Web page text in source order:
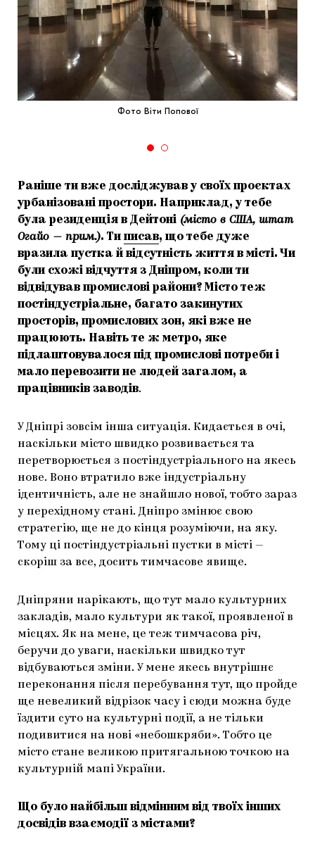
Фото Віти Попової
Раніше ти вже досліджував у своїх проєктах
урбанізовані простори. Наприклад, у тебе
була резиденція в Дейтоні (місто в США, штат
Огайо — прим.). Ти писав, що тебе дуже
вразила пустка й відсутність життя в місті. Чи
були схожі відчуття з Дніпром, коли ти
відвідував промислові райони? Місто теж
постіндустріальне, багато закинутих
просторів, промислових зон, які вже не
працюють. Навіть те ж метро, яке
підлаштовувалося під промислові потреби і
мало перевозити не людей загалом, а
працівників заводів.
У Дніпрі зовсім інша ситуація. Кидається в очі,
наскільки місто швидко розвивається та
перетворюється з постіндустріального на якесь
нове. Воно втратило вже індустріальну
ідентичність, але не знайшло нової, тобто зараз
у перехідному стані. Дніпро змінює свою
стратегію, ще не до кінця розуміючи, на яку.
Тому ці постіндустріальні пустки в місті —
скоріш за все, досить тимчасове явище.
Дніпряни нарікають, що тут мало культурних
закладів, мало культури як такої, проявленої в
місцях. Як на мене, це теж тимчасова річ,
беручи до уваги, наскільки швидко тут
відбуваються зміни. У мене якесь внутрішнє
переконання після перебування тут, що пройде
ще невеликий відрізок часу і сюди можна буде
їздити суто на культурні події, а не тільки
подивитися на нові «небошкряби». Тобто це
місто стане великою притягальною точкою на
культурній мапі України.
Що було найбільш відмінним від твоїх інших
досвідів взаємодії з містами?